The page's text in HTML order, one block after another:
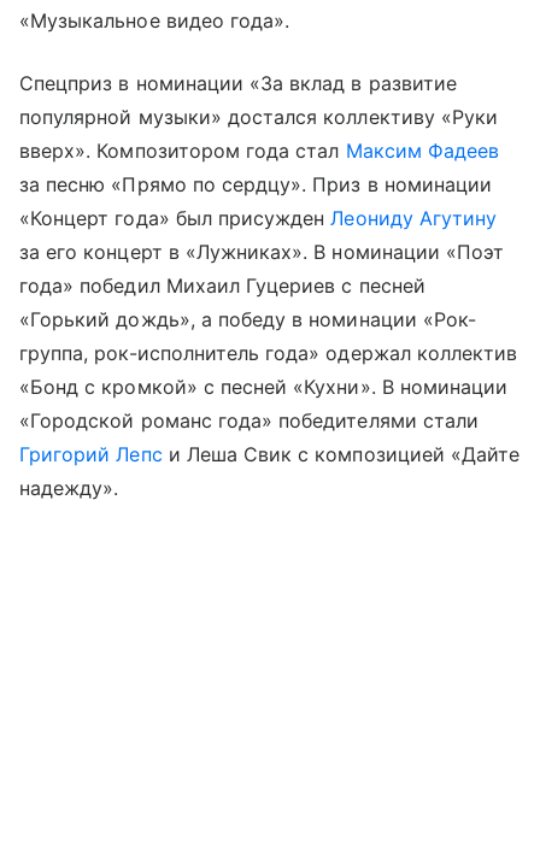
«Музыкальное видео года».
Спецприз в номинации «За вклад в развитие
популярной музыки» достался коллективу «Руки
вверх». Композитором года стал Максим Фадеев
за песню «Прямо по сердцу». Приз в номинации
«Концерт года» был присужденЛеониду Агутину
за его концерт в «Лужниках». В номинации «Поэт
года» победил Михаил Гуцериев с песней
«Горький дождь», а победу в номинации «Рок-
группа, рок-исполнитель года» одержал коллектив
«Бонд с кромкой» с песней «Кухни». В номинации
«Городской романс года» победителями стали
Григорий Лепс и Леша Свик с композицией «Дайте
надежду».